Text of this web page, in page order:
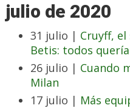
julio de 2020
31 julio | Cruyff,
Betis: todos
26 julio | Cuando
Milan
17 julio | Más